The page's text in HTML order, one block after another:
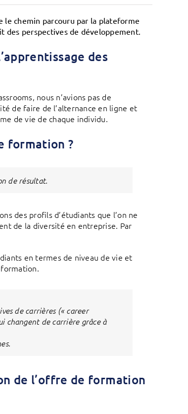
le chemin parcouru par la plateforme
des perspectives de développement.
des
nous n’avions pas de
de faire de l’alternance en ligne et
de vie de chaque individu.
formation ?
de résultat.
des profils d’étudiants que l’on ne
de la diversité en entreprise. Par
en termes de niveau de vie et
formation.
de carrières (« career
changent de carrière grâce à
de l’offre de formation